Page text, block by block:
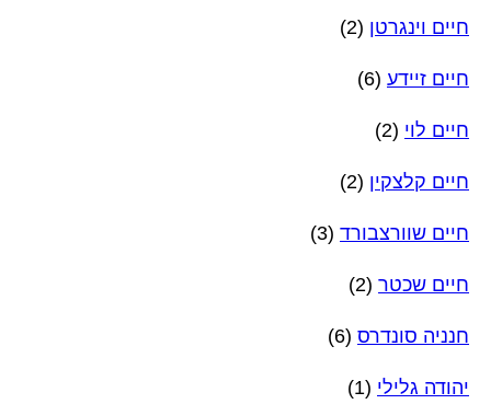
חיים וינגרטן (2)
חיים זיידע (6)
חיים לוי (2)
חיים קלצקין (2)
חיים שוורצבורד (3)
חיים שכטר (2)
חנניה סונדרס (6)
יהודה גלילי (1)